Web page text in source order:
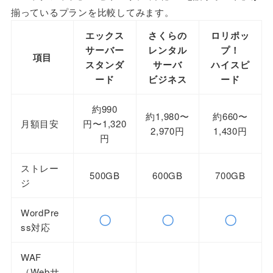
揃っているプランを比較してみます。
項目
エックス
サーバー
スタンダ
ード
さくらの
レンタル
サーバ
ビジネス
ロリポッ
プ！
ハイスピ
ード
月額目安
約990
円〜1,320
円
約1,980〜
2,970円
約660〜
1,430円
ストレー
ジ
500GB 600GB 700GB
WordPre
ss対応
〇 〇 〇
WAF